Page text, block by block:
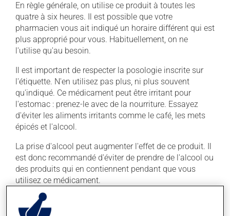
En règle générale, on utilise ce produit à toutes les
quatre à six heures. Il est possible que votre
pharmacien vous ait indiqué un horaire différent qui est
plus approprié pour vous. Habituellement, on ne
l'utilise qu'au besoin.
Il est important de respecter la posologie inscrite sur
l'étiquette. N'en utilisez pas plus, ni plus souvent
qu'indiqué. Ce médicament peut être irritant pour
l'estomac : prenez-le avec de la nourriture. Essayez
d'éviter les aliments irritants comme le café, les mets
épicés et l'alcool.
La prise d'alcool peut augmenter l'effet de ce produit. Il
est donc recommandé d'éviter de prendre de l'alcool ou
des produits qui en contiennent pendant que vous
utilisez ce médicament.
Effets indésirables